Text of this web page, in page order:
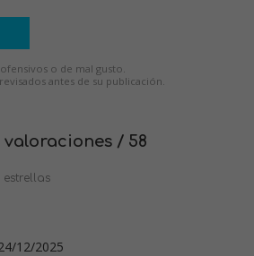
o de mal gusto.
antes de su publicación.
valoraciones / 58
estrellas
12/2025